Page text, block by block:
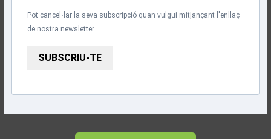
Pot cancel·lar la seva subscripció quan vulgui mitjançant l'enllaç
de nostra newsletter.
SUBSCRIU-TE